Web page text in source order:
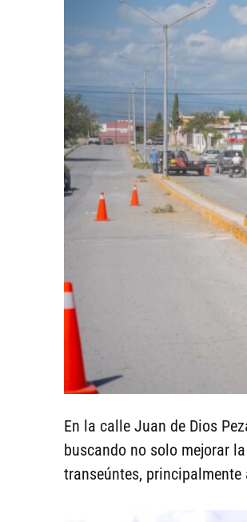
En la calle Juan de Dios
buscando no solo mejorar
transeúntes,